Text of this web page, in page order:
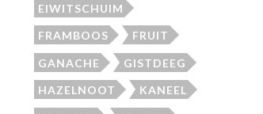
EIWITSCHUIM
FRAMBOOS FRUIT
GANACHE GISTDEEG
HAZELNOOT KANEEL